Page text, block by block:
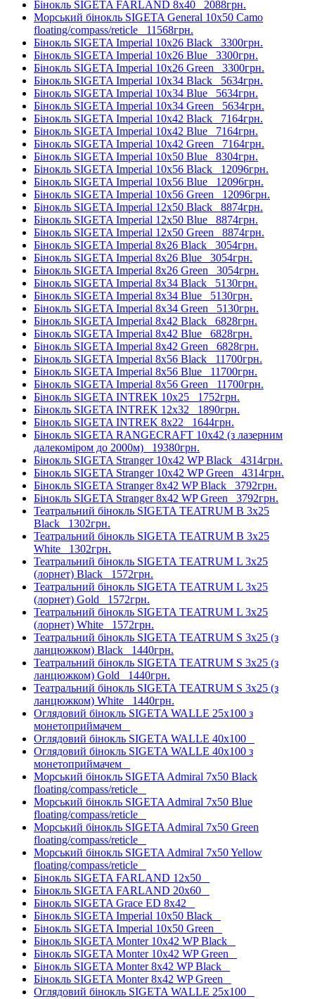
Бінокль SIGETA FARLAND 8x40 2088грн.
Морський бінокль SIGETA General 10x50 Camo
floating/compass/reticle 11568грн.
Бінокль SIGETA Imperial 10x26 Black 3300грн.
Бінокль SIGETA Imperial 10x26 Blue 3300грн.
Бінокль SIGETA Imperial 10x26 Green 3300грн.
Бінокль SIGETA Imperial 10x34 Black 5634грн.
Бінокль SIGETA Imperial 10x34 Blue 5634грн.
Бінокль SIGETA Imperial 10x34 Green 5634грн.
Бінокль SIGETA Imperial 10x42 Black 7164грн.
Бінокль SIGETA Imperial 10x42 Blue 7164грн.
Бінокль SIGETA Imperial 10x42 Green 7164грн.
Бінокль SIGETA Imperial 10x50 Blue 8304грн.
Бінокль SIGETA Imperial 10x56 Black 12096грн.
Бінокль SIGETA Imperial 10x56 Blue 12096грн.
Бінокль SIGETA Imperial 10x56 Green 12096грн.
Бінокль SIGETA Imperial 12x50 Black 8874грн.
Бінокль SIGETA Imperial 12x50 Blue 8874грн.
Бінокль SIGETA Imperial 12x50 Green 8874грн.
Бінокль SIGETA Imperial 8x26 Black 3054грн.
Бінокль SIGETA Imperial 8x26 Blue 3054грн.
Бінокль SIGETA Imperial 8x26 Green 3054грн.
Бінокль SIGETA Imperial 8x34 Black 5130грн.
Бінокль SIGETA Imperial 8x34 Blue 5130грн.
Бінокль SIGETA Imperial 8x34 Green 5130грн.
Бінокль SIGETA Imperial 8x42 Black 6828грн.
Бінокль SIGETA Imperial 8x42 Blue 6828грн.
Бінокль SIGETA Imperial 8x42 Green 6828грн.
Бінокль SIGETA Imperial 8x56 Black 11700грн.
Бінокль SIGETA Imperial 8x56 Blue 11700грн.
Бінокль SIGETA Imperial 8x56 Green 11700грн.
Бінокль SIGETA INTREK 10x25 1752грн.
Бінокль SIGETA INTREK 12x32 1890грн.
Бінокль SIGETA INTREK 8x22 1644грн.
Бінокль SIGETA RANGECRAFT 10x42 (з лазерним
далекоміром до 2000м) 19380грн.
Бінокль SIGETA Stranger 10x42 WP Black 4314грн.
Бінокль SIGETA Stranger 10x42 WP Green 4314грн.
Бінокль SIGETA Stranger 8x42 WP Black 3792грн.
Бінокль SIGETA Stranger 8x42 WP Green 3792грн.
Театральний бінокль SIGETA TEATRUM B 3x25
Black 1302грн.
Театральний бінокль SIGETA TEATRUM B 3x25
White 1302грн.
Театральний бінокль SIGETA TEATRUM L 3x25
(лорнет) Black 1572грн.
Театральний бінокль SIGETA TEATRUM L 3x25
(лорнет) Gold 1572грн.
Театральний бінокль SIGETA TEATRUM L 3x25
(лорнет) White 1572грн.
Театральний бінокль SIGETA TEATRUM S 3x25 (з
ланцюжком) Black 1440грн.
Театральний бінокль SIGETA TEATRUM S 3x25 (з
ланцюжком) Gold 1440грн.
Театральний бінокль SIGETA TEATRUM S 3x25 (з
ланцюжком) White 1440грн.
Оглядовий бінокль SIGETA WALLE 25x100 з
монетоприймачем
Оглядовий бінокль SIGETA WALLE 40x100
Оглядовий бінокль SIGETA WALLE 40x100 з
монетоприймачем
Морський бінокль SIGETA Admiral 7x50 Black
floating/compass/reticle
Морський бінокль SIGETA Admiral 7x50 Blue
floating/compass/reticle
Морський бінокль SIGETA Admiral 7x50 Green
floating/compass/reticle
Морський бінокль SIGETA Admiral 7x50 Yellow
floating/compass/reticle
Бінокль SIGETA FARLAND 12x50
Бінокль SIGETA FARLAND 20x60
Бінокль SIGETA Grace ED 8x42
Бінокль SIGETA Imperial 10x50 Black
Бінокль SIGETA Imperial 10x50 Green
Бінокль SIGETA Monter 10x42 WP Black
Бінокль SIGETA Monter 10x42 WP Green
Бінокль SIGETA Monter 8x42 WP Black
Бінокль SIGETA Monter 8x42 WP Green
Оглядовий бінокль SIGETA WALLE 25x100